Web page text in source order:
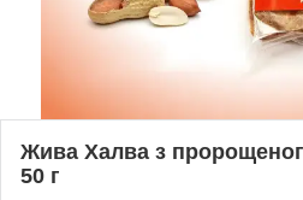
Жива Халва з
50 г